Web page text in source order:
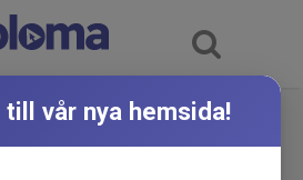
vår nya hemsida!